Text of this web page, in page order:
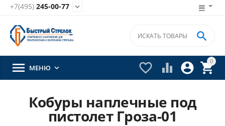
+7(495) 245-00-77 
0


 

 МЕНЮ 
Кобуры наплечные под
пистолет Гроза-01